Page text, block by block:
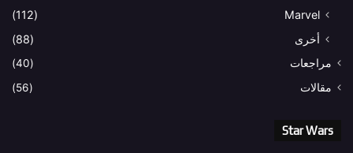
Marvel
(112)
أخرى
(88)
مراجعات
(40)
مقالات
(56)
Star Wars